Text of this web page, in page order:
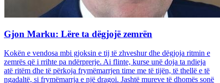
Gjon Marku: Lëre ta dëgjojë zemrën
Kokën e vendosa mbi gjoksin e tij të zhveshur dhe dëgjoja ritmin e
zemrës që i rrihte pa ndërprerje. Ai flinte, kurse unë doja ta ndieja
atë ritëm dhe të përkoja frymëmarrjen time me të tijën, të thellë e të
ngadaltë, si frymëmarrja e një dragoi. Jashtë mureve të dhomës sonë